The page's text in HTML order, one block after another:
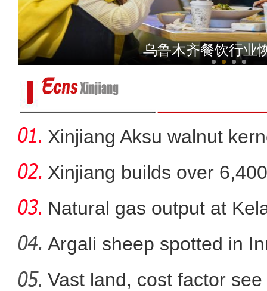
阿克苏好地方·非遗之美
数万只候鸟飞抵叶尔羌国家
乌鲁木齐餐饮行业
Xinjiang Aksu walnut
Xinjiang builds over
Natural gas output at
Argali sheep spotted in
Vast land, cost factor